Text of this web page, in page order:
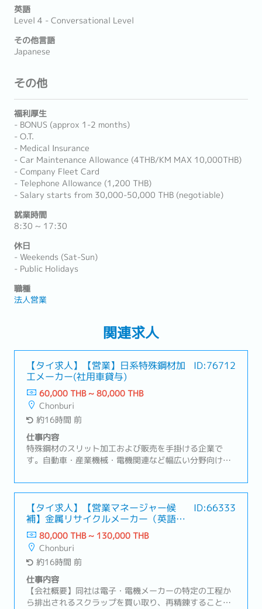
英語
Level 4 - Conversational Level
その他言語
Japanese
その他
福利厚生
- BONUS (approx 1-2 months)
- O.T.
- Medical Insurance
- Car Maintenance Allowance (4THB/KM MAX 10,000THB)
- Company Fleet Card
- Telephone Allowance (1,200 THB)
- Salary starts from 30,000-50,000 THB (negotiable)
就業時間
8:30 ~ 17:30
休日
- Weekends (Sat-Sun)
- Public Holidays
職種
法人営業
関連求人
【タイ求人】【営業】日系特殊鋼材加
工メーカー(社用車貸与)
ID:76712
60,000 THB ~ 80,000 THB
Chonburi
約16時間 前
仕事内容
特殊鋼材のスリット加工および販売を手掛ける企業で
す。自動車・産業機械・電機関連など幅広い分野向け
と徹底した品質管理により、多様なニーズに対応してい
ます。安定した供給体制を通じて、お客様のものづくり
を支えています。【業務内容】・日系および現地メーカ
ーへの特殊鋼材・スリット加工製品の提案営業・既存顧
客への定期訪問、受注対応、納期・価格・品質に関する
調整・新規顧客の開拓および市場・業界動向の情報収
集・製造部門・品質管理部門と連携した生産・納期管
理・見積書・契約書の作成、売上・受注管理・日本本社
や仕入先との調整、輸出入に関する各種対応（必要に応
じて）・顧客との長期的な関係構築およびアフターフォ
ロー
【タイ求人】【営業マネージャー候
補】金属リサイクルメーカー（英語や
中国語が活かせる！）
ID:66333
80,000 THB ~ 130,000 THB
Chonburi
約16時間 前
仕事内容
【会社概要】同社は電子・電機メーカーの特定の工程か
ら排出されるスクラップを買い取り、再精錬することで